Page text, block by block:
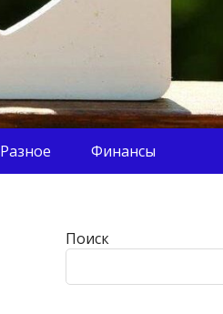
Разное Финансы
Поиск